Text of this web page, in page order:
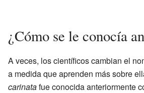
¿Cómo se le conocía
A veces, los científicos cambian el
a medida que aprenden más sobre
carinatafue conocida anteriormente